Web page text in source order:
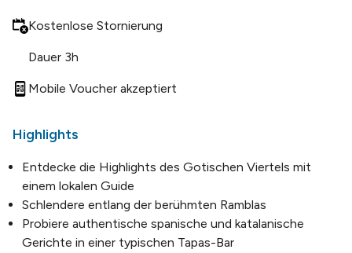
Kostenlose Stornierung
Dauer 3h
Mobile Voucher akzeptiert
Highlights
Entdecke die Highlights des Gotischen Viertels mit
einem lokalen Guide
Schlendere entlang der berühmten Ramblas
Probiere authentische spanische und katalanische
Gerichte in einer typischen Tapas-Bar